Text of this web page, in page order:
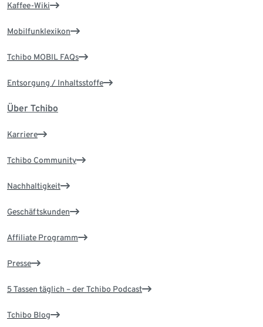
Kaffee-Wiki
Mobilfunklexikon
Tchibo MOBIL FAQs
Entsorgung / Inhaltsstoffe
Über Tchibo
Karriere
Tchibo Community
Nachhaltigkeit
Geschäftskunden
Affiliate Programm
Presse
5 Tassen täglich – der Tchibo Podcast
Tchibo Blog